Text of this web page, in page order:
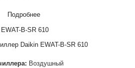
Подробнее
Daikin EWAT-B-SR 610
Воздушный